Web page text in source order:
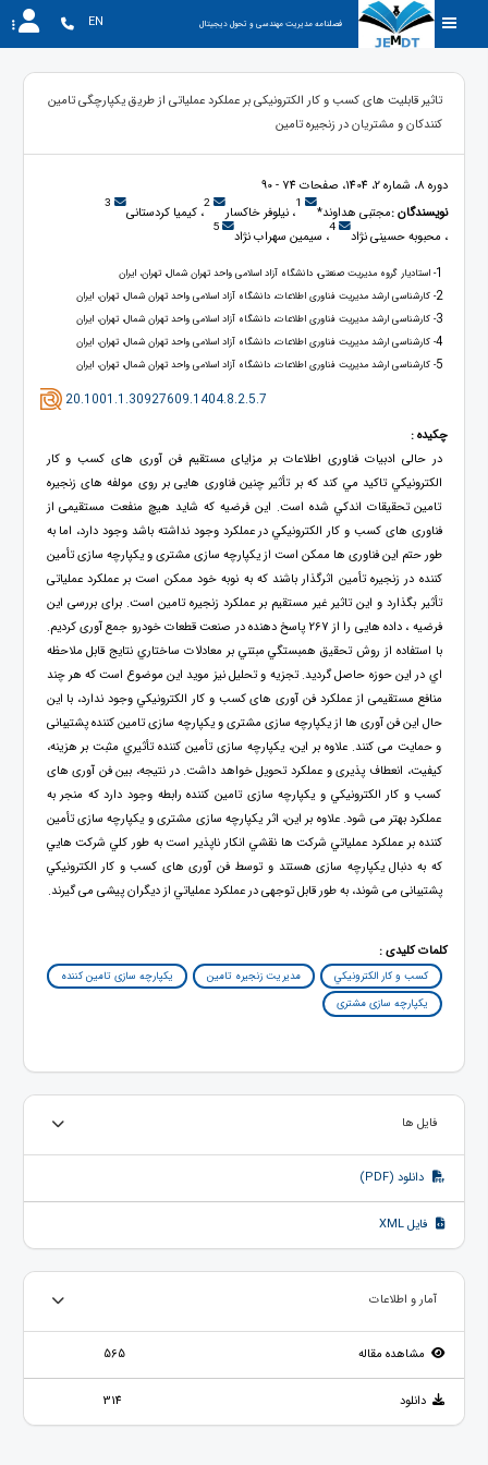
فصلنامه مدیریت مهندسی و تحول دیجیتال EN
تاثیر قابلیت های کسب و کار الکترونیکی بر عملکرد عملیاتی از طریق یکپارچگی تامین
کنندکان و مشتريان در زنجیره تامین
دوره 8، شماره 2، 1404، صفحات 74 - 90
نویسندگان :مجتبی هداوند* 1، نیلوفر خاکسار 2، کیمیا کردستانی 3
، محبوبه حسینی نژاد 4، سیمین سهراب نژاد 5
1- استادیار گروه مدیریت صنعتی، دانشگاه آزاد اسلامی واحد تهران شمال، تهران، ایران
2- کارشناسی ارشد مدیریت فناوری اطلاعات، دانشگاه آزاد اسلامی واحد تهران شمال، تهران، ایران
3- کارشناسی ارشد مدیریت فناوری اطلاعات، دانشگاه آزاد اسلامی واحد تهران شمال، تهران، ایران
4- کارشناسی ارشد مدیریت فناوری اطلاعات، دانشگاه آزاد اسلامی واحد تهران شمال، تهران، ایران
5- کارشناسی ارشد مدیریت فناوری اطلاعات، دانشگاه آزاد اسلامی واحد تهران شمال، تهران، ایران
20.1001.1.30927609.1404.8.2.5.7
چکیده :
در حالی ادبیات فناوری اطلاعات بر مزایای مستقیم فن آوری های كسب و كار
الكترونيكي تاکید مي كند كه بر تأثیر چنین فناوری هایی بر روی مولفه های زنجیره
تامین تحقيقات اندكي شده است. این فرضیه که شاید هیچ منفعت مستقیمی از
فناوری های كسب و كار الكترونيكي در عملکرد وجود نداشته باشد وجود دارد، اما به
طور حتم این فناوری ها ممکن است از یکپارچه سازی مشتری و یکپارچه سازی تأمین
کننده در زنجیره تأمین اثرگذار باشند که به نوبه خود ممکن است بر عملکرد عملیاتی
تأثیر بگذارد و اين تاثير غير مستقيم بر عملكرد زنجيره تامين است. برای بررسی اين
فرضیه ، داده هایی را از 267 پاسخ دهنده در صنعت قطعات خودرو جمع آوری کردیم.
با استفاده از روش تحقيق همبستگي مبتني بر معادلات ساختاري نتايج قابل ملاحظه
اي در اين حوزه حاصل گرديد. تجزیه و تحلیل نيز مويد اين موضوع است که هر چند
منافع مستقیمی از عملکرد فن آوری های كسب و كار الكترونيكي وجود ندارد، با این
حال این فن آوری ها از یکپارچه سازی مشتری و یکپارچه سازی تامین کننده پشتیبانی
و حمايت می کنند. علاوه بر این، یکپارچه سازی تأمین کننده تأثیري مثبت بر هزینه،
کیفیت، انعطاف پذیری و عملکرد تحویل خواهد داشت. در نتیجه، بین فن آوری های
كسب و كار الكترونيكي و یکپارچه سازی تامین کننده رابطه وجود دارد که منجر به
عملکرد بهتر می شود. علاوه بر این، اثر یکپارچه سازی مشتری و یکپارچه سازی تأمین
کننده بر عملكرد عملياتي شرکت ها نقشي انكار ناپذير است به طور كلي شركت هايي
که به دنبال یکپارچه سازی هستند و توسط فن آوری های كسب و كار الكترونيكي
پشتیبانی می شوند، به طور قابل توجهی در عملكرد عملياتي از دیگران پیشی می گیرند.
کلمات کلیدی :
كسب و كار الكترونيكي مدیریت زنجیره تامین
یکپارچه سازی تامین کننده
یکپارچه سازی مشتری
فایل ها
دانلود (PDF)
فایل XML
آمار و اطلاعات
مشاهده مقاله 565
دانلود 314